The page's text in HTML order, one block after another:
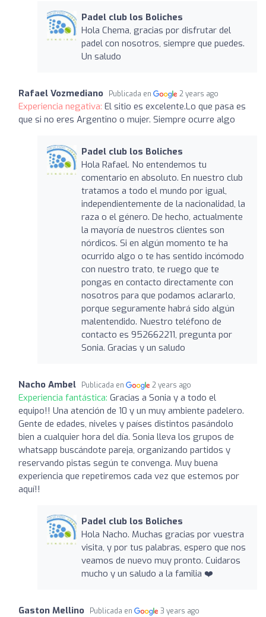
Padel club los Boliches
Hola Chema, gracias por disfrutar del
padel con nosotros, siempre que puedes.
Un saludo
Rafael Vozmediano Publicada en 2 years ago
Experiencia negativa: El sitio es excelente.Lo que pasa es
que si no eres Argentino o mujer. Siempre ocurre algo
Padel club los Boliches
Hola Rafael. No entendemos tu
comentario en absoluto. En nuestro club
tratamos a todo el mundo por igual,
independientemente de la nacionalidad, la
raza o el género. De hecho, actualmente
la mayoría de nuestros clientes son
nórdicos. Si en algún momento te ha
ocurrido algo o te has sentido incómodo
con nuestro trato, te ruego que te
pongas en contacto directamente con
nosotros para que podamos aclararlo,
porque seguramente habrá sido algún
malentendido. Nuestro teléfono de
contacto es 952662211, pregunta por
Sonia. Gracias y un saludo
Nacho Ambel Publicada en 2 years ago
Experiencia fantástica: Gracias a Sonia y a todo el
equipo!! Una atención de 10 y un muy ambiente padelero.
Gente de edades, niveles y países distintos pasándolo
bien a cualquier hora del día. Sonia lleva los grupos de
whatsapp buscándote pareja, organizando partidos y
reservando pistas según te convenga. Muy buena
experiencia que repetiremos cada vez que estemos por
aquí!!
Padel club los Boliches
Hola Nacho. Muchas gracias por vuestra
visita, y por tus palabras, espero que nos
veamos de nuevo muy pronto. Cuidaros
mucho y un saludo a la familia ❤️
Gaston Mellino Publicada en 3 years ago